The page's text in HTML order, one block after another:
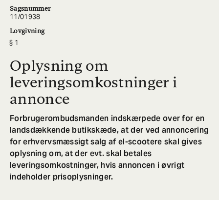
Sagsnummer
11/01938
Lovgivning
1
Oplysning om
leveringsomkostninger i
annonce
Forbrugerombudsmanden indskærpede over for en
landsdækkende butikskæde, at der ved annoncering
for erhvervsmæssigt salg af el-scootere skal gives
oplysning om, at der evt. skal betales
leveringsomkostninger, hvis annoncen i øvrigt
indeholder prisoplysninger.